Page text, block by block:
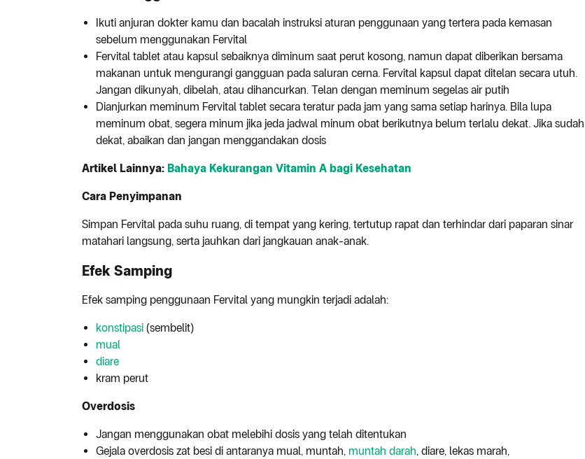
Ikuti anjuran dokter kamu dan bacalah instruksi aturan penggunaan yang tertera pada kemasan
sebelum menggunakan Fervital
Fervital tablet atau kapsul sebaiknya diminum saat perut kosong, namun dapat diberikan bersama
makanan untuk mengurangi gangguan pada saluran cerna. Fervital kapsul dapat ditelan secara utuh.
Jangan dikunyah, dibelah, atau dihancurkan. Telan dengan meminum segelas air putih
Dianjurkan meminum Fervital tablet secara teratur pada jam yang sama setiap harinya. Bila lupa
meminum obat, segera minum jika jeda jadwal minum obat berikutnya belum terlalu dekat. Jika sudah
dekat, abaikan dan jangan menggandakan dosis
Artikel Lainnya: Bahaya Kekurangan Vitamin A bagi Kesehatan
Cara Penyimpanan
Simpan Fervital pada suhu ruang, di tempat yang kering, tertutup rapat dan terhindar dari paparan sinar
matahari langsung, serta jauhkan dari jangkauan anak-anak.
Efek Samping
Efek samping penggunaan Fervital yang mungkin terjadi adalah:
konstipasi (sembelit)
mual
diare
kram perut
Overdosis
Jangan menggunakan obat melebihi dosis yang telah ditentukan
Gejala overdosis zat besi di antaranya mual, muntah, muntah darah, diare, lekas marah,